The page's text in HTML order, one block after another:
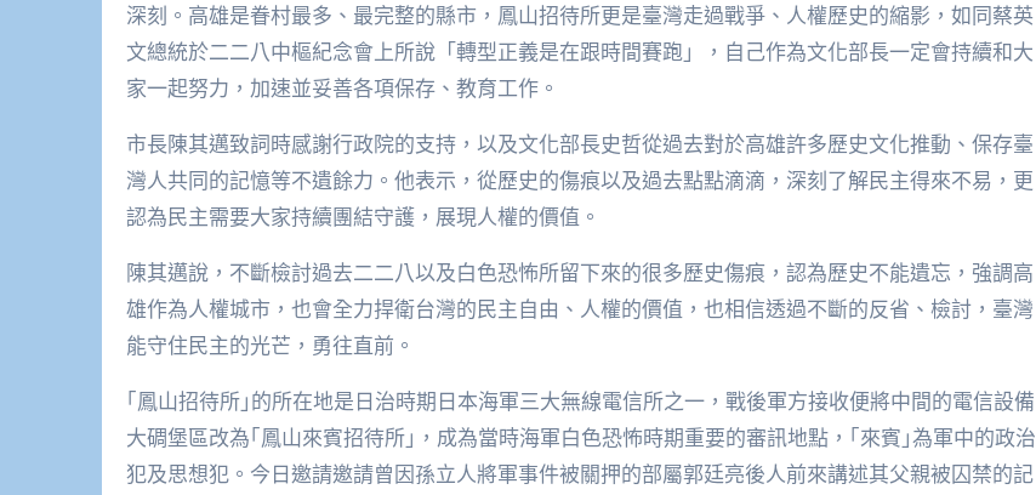
深刻。高雄是眷村最多、最完整的縣市，鳳山招待所更是臺灣走過戰爭、人權歷史的縮影，如同蔡英
文總統於二二八中樞紀念會上所說「轉型正義是在跟時間賽跑」，自己作為文化部長一定會持續和大
家一起努力，加速並妥善各項保存、教育工作。
市長陳其邁致詞時感謝行政院的支持，以及文化部長史哲從過去對於高雄許多歷史文化推動、保存臺
灣人共同的記憶等不遺餘力。他表示，從歷史的傷痕以及過去點點滴滴，深刻了解民主得來不易，更
認為民主需要大家持續團結守護，展現人權的價值。
陳其邁說，不斷檢討過去二二八以及白色恐怖所留下來的很多歷史傷痕，認為歷史不能遺忘，強調高
雄作為人權城市，也會全力捍衛台灣的民主自由、人權的價值，也相信透過不斷的反省、檢討，臺灣
能守住民主的光芒，勇往直前。
｢鳳山招待所｣的所在地是日治時期日本海軍三大無線電信所之一，戰後軍方接收便將中間的電信設備
大碉堡區改為｢鳳山來賓招待所｣，成為當時海軍白色恐怖時期重要的審訊地點，｢來賓｣為軍中的政治
犯及思想犯。今日邀請邀請曾因孫立人將軍事件被關押的部屬郭廷亮後人前來講述其父親被囚禁的記